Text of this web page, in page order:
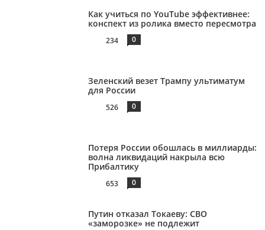
Как учиться по YouTube эффективнее:
конспект из ролика вместо пересмотра
234 0
Зеленский везет Трампу ультиматум
для России
526 0
Потеря России обошлась в миллиарды:
волна ликвидаций накрыла всю
Прибалтику
653 0
Путин отказал Токаеву: СВО
«заморозке» не подлежит